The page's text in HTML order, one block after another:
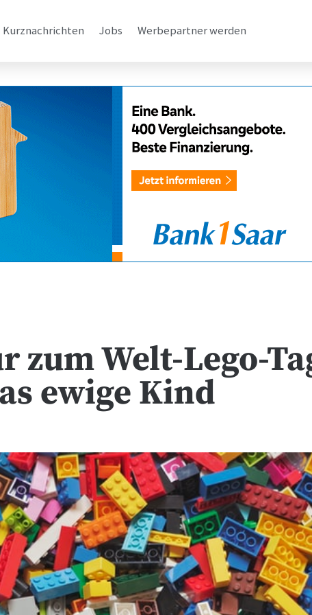
Kurznachrichten Jobs Werbepartner werden
zum Welt-Lego-
ewige Kind